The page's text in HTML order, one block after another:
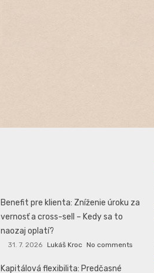
Benefit pre klienta: Zníženie úroku za
vernosť a cross-sell – Kedy sa to
naozaj oplatí?
31. 7. 2026 Lukáš Kroc No comments
Kapitálová flexibilita: Predčasné